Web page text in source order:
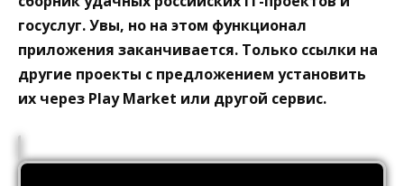
госуслуг. Увы, но на этом функционал
приложения заканчивается. Только ссылки на
другие проекты с предложением установить
их через Play Market или другой сервис.